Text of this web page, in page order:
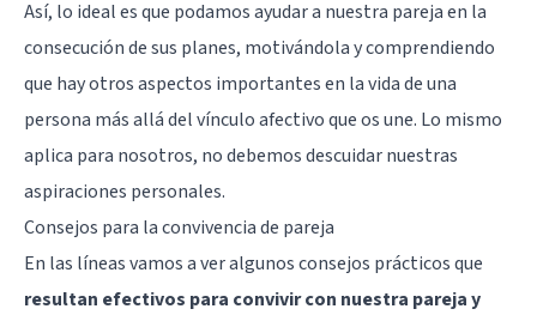
Así, lo ideal es que podamos ayudar a nuestra pareja en la
consecución de sus planes, motivándola y comprendiendo
que hay otros aspectos importantes en la vida de una
persona más allá del vínculo afectivo que os une. Lo mismo
aplica para nosotros, no debemos descuidar nuestras
aspiraciones personales.
Consejos para la convivencia de pareja
En las líneas vamos a ver algunos consejos prácticos que
resultan efectivos para convivir con nuestra pareja y